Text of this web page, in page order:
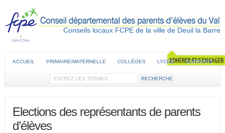
Conseils locaux FCPE de la ville de Deuil la Barre
ACCUEIL PRIMAIRE/MATERNELLE COLLÈGES LYCÉE CONTACTS
Elections des représentants de parents
d’élèves